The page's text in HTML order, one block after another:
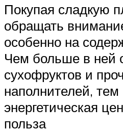
Покупая сладкую
обращать
особенно на
Чем больше в ней
сухофруктов и
наполнителей,
энергетическая
польза